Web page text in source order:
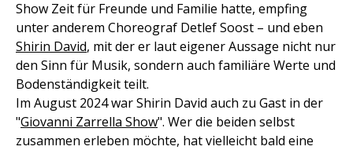
Show Zeit für Freunde und Familie hatte, empfing
unter anderem Choreograf Detlef Soost – und eben
Shirin David, mit der er laut eigener Aussage nicht nur
den Sinn für Musik, sondern auch familiäre Werte und
Bodenständigkeit teilt.
Im August 2024 war Shirin David auch zu Gast in der
"Giovanni Zarrella Show". Wer die beiden selbst
zusammen erleben möchte, hat vielleicht bald eine